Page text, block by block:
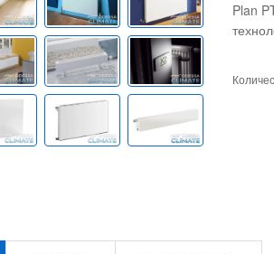
Plan